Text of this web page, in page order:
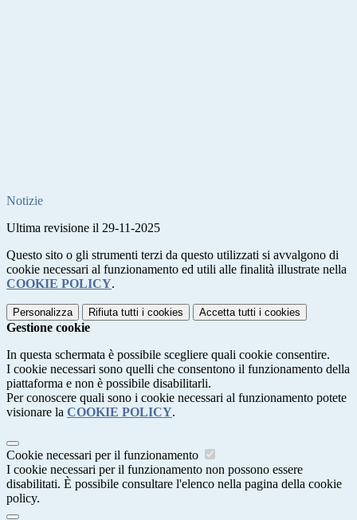
Notizie
Ultima revisione il 29-11-2025
Questo sito o gli strumenti terzi da questo utilizzati si avvalgono di
cookie necessari al funzionamento ed utili alle finalità illustrate nella
COOKIE POLICY.
Personalizza Rifiuta tutti i cookies Accetta tutti i cookies
Gestione cookie
In questa schermata è possibile scegliere quali cookie consentire.
I cookie necessari sono quelli che consentono il funzionamento della
piattaforma e non è possibile disabilitarli.
Per conoscere quali sono i cookie necessari al funzionamento potete
visionare la COOKIE POLICY.
Cookie necessari per il funzionamento
I cookie necessari per il funzionamento non possono essere
disabilitati. È possibile consultare l'elenco nella pagina della cookie
policy.